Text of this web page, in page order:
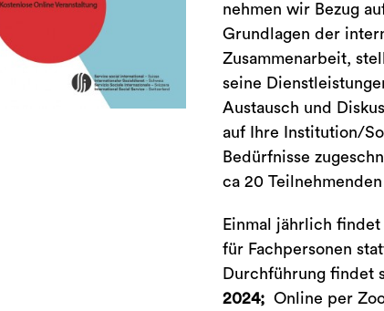
nehmen wir Bezug
Grundlagen der
Zusammenarbeit,
seine
Austausch und
auf Ihre Institution/
Bedürfnisse
ca 20
Einmal jährlich
für Fachpersonen
Durchführung findet
2024;Online per